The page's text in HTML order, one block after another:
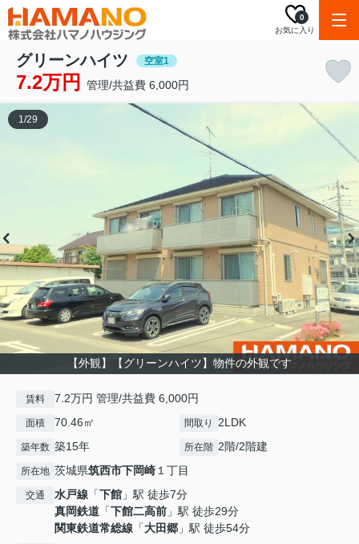
お気に入り
0
グリーンハイツ 空室1
7.2万円 管理/共益費 6,000円
【外観】【グリーンハイツ】物件の外観です
1/29
賃料 7.2万円 管理/共益費 6,000円
面積 70.46㎡ 間取り 2LDK
築年数 築15年 所在階 2階/2階建
所在地 茨城県筑西市下岡崎１丁目
交通 水戸線 「下館 」駅 徒歩7分
真岡鉄道 「下館二高前 」駅 徒歩29分
関東鉄道常総線 「大田郷 」駅 徒歩54分